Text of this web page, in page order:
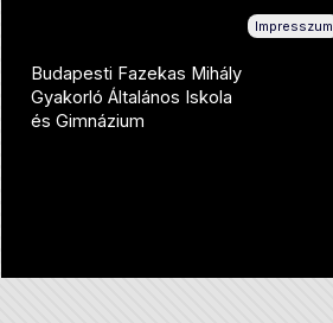
Impresszum
Budapesti Fazekas Mihály
Gyakorló Általános Iskola
és Gimnázium